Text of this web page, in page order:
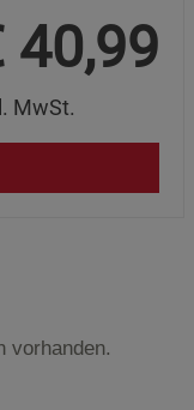
40,99
MwSt.
vorhanden.